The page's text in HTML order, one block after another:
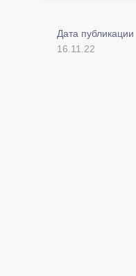
Дата публикации
16.11.22